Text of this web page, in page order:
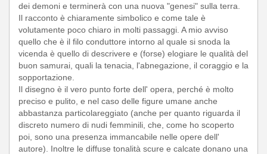
dei demoni e terminerà con una nuova "genesi" sulla terra.
Il racconto è chiaramente simbolico e come tale è
volutamente poco chiaro in molti passaggi. A mio avviso
quello che è il filo conduttore intorno al quale si snoda la
vicenda è quello di descrivere e (forse) elogiare le qualità del
buon samurai, quali la tenacia, l'abnegazione, il coraggio e la
sopportazione.
Il disegno è il vero punto forte dell' opera, perché è molto
preciso e pulito, e nel caso delle figure umane anche
abbastanza particolareggiato (anche per quanto riguarda il
discreto numero di nudi femminili, che, come ho scoperto
poi, sono una presenza immancabile nelle opere dell'
autore). Inoltre le diffuse tonalità scure e calcate donano una